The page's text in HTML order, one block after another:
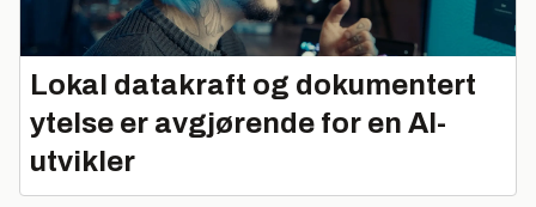
Lokal datakraft og dokumentert
ytelse er avgjørende for en AI-
utvikler